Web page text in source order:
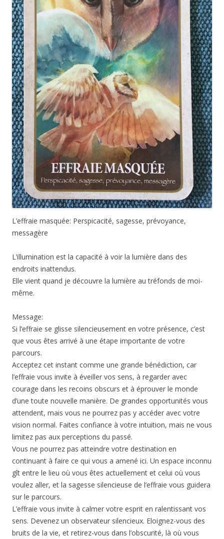
L’effraie masquée: Perspicacité, sagesse, prévoyance,
messagère
L’illumination est la capacité à voir la lumière dans des
endroits inattendus.
Elle vient quand je découvre la lumière au tréfonds de moi-
même.
Message:
Si l’effraie se glisse silencieusement en votre présence, c’est
que vous êtes arrivé à une étape importante de votre
parcours.
Acceptez cet instant comme une grande bénédiction, car
l’effraie vous invite à éveiller vos sens, à regarder avec
courage dans les recoins obscurs et à éprouver le monde
d’une toute nouvelle manière. De grandes opportunités vous
attendent, mais vous ne pourrez pas y accéder avec votre
vision normal. Faites confiance à votre intuition, mais ne vous
limitez pas aux perceptions du passé.
Vous ne pourrez pas atteindre votre destination en
continuant à faire ce qui vous a amené ici. Un espace inconnu
gît entre le lieu où vous êtes actuellement et celui où vous
voulez aller, et la sagesse silencieuse de l’effraie vous guidera
sur le parcours.
L’effraie vous invite à calmer votre esprit en ralentissant vos
sens. Devenez un observateur silencieux. Eloignez-vous des
bruits de la vie, et retirez-vous dans l’obscurité, là où vous